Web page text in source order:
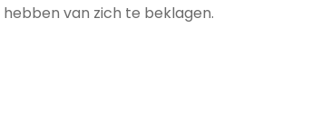
van zich te beklagen.